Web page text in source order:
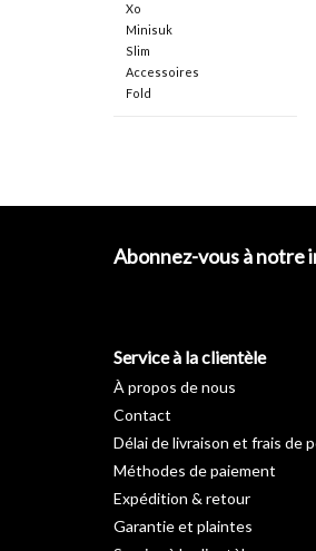
Xo
Minisuk
Slim
Accessoires
Fold
Abonnez-vous à notre
Service à la clientèle
À propos de nous
Contact
Délai de livraison et frais de
Méthodes de paiement
Expédition & retour
Garantie et plaintes